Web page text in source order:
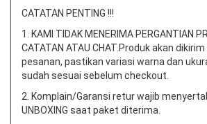
CATATAN PENTING !!!
1. KAMI TIDAK MENERIMA PERGANTIAN
CATATAN ATAU CHAT. Produk akan
pesanan, pastikan variasi warna dan
sudah sesuai sebelum checkout.
2. Komplain/Garansi retur wajib
UNBOXING saat paket diterima.